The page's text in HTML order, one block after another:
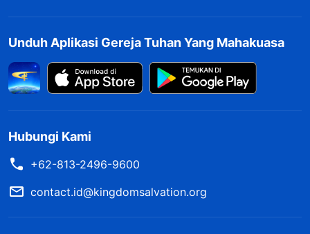
Unduh Aplikasi Gereja Tuhan Yang Mahakuasa
Hubungi Kami
+62-813-2496-9600
contact.id@kingdomsalvation.org